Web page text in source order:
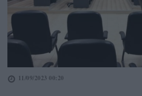
11/09/2023 00:20